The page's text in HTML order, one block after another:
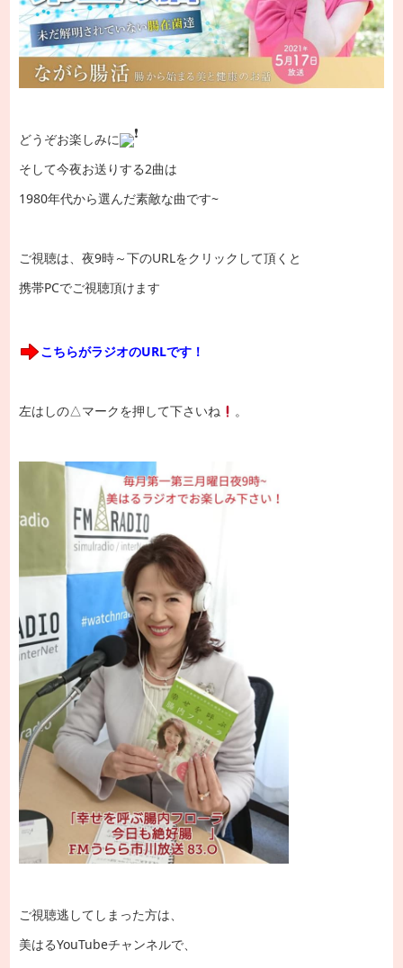
どうぞお楽しみに
そして今夜お送りする2曲は
1980年代から選んだ素敵な曲です~
ご視聴は、夜9時～下のURLをクリックして頂くと
携帯PCでご視聴頂けます
こちらがラジオのURLです！
左はしの△マークを押して下さいね 。
ご視聴逃してしまった方は、
美はるYouTubeチャンネルで、